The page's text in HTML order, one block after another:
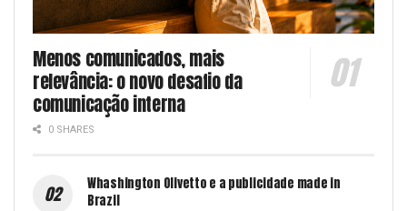
Menos comunicados, mais
relevância: o novo desafio da
comunicação interna
0 SHARES
Whashington Olivetto e a publicidade made in
Brazil